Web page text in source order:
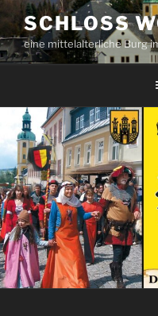
Zum
Inhalt
springen
SCHLOSS
eine mittelalterliche Burg